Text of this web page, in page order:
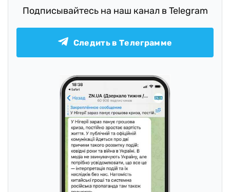
Подписывайтесь на наш канал в Telegram
Следить в Телеграмме